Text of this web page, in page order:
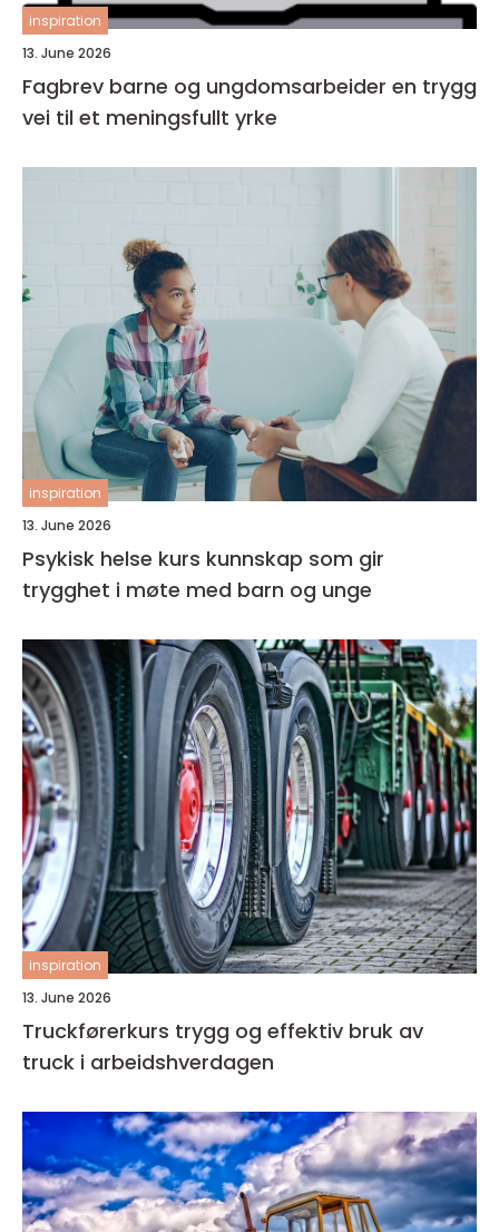
inspiration
13. June 2026
Fagbrev barne og ungdomsarbeider en trygg
vei til et meningsfullt yrke
inspiration
13. June 2026
Psykisk helse kurs kunnskap som gir
trygghet i møte med barn og unge
inspiration
13. June 2026
Truckførerkurs trygg og effektiv bruk av
truck i arbeidshverdagen